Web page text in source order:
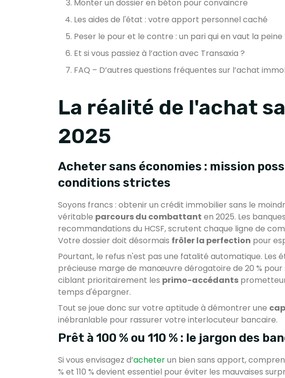
Monter un dossier en béton pour convaincre
Les aides de l'état : votre apport personnel caché
Peser le pour et le contre : un pari qui en vaut la peine
Et si vous passiez à l’action avec Transaxia ?
FAQ – D’autres questions fréquentes sur l’achat
La réalité de l'achat
2025
Acheter sans économies : mission
conditions strictes
Soyons francs : obtenir un crédit immobilier sans le
véritable parcours du combattant en 2025. Les
recommandations du HCSF, scrutent chaque ligne de
Votre dossier doit désormais frôler la perfection pour
Pourtant, le refus n'est pas une fatalité automatique. Les
précieuse marge de manœuvre dérogatoire de 20 % pour
ciblant prioritairement les primo-accédants
temps d'épargner.
Tout se joue donc sur votre aptitude à démontrer une
inébranlable pour rassurer votre interlocuteur bancaire.
Prêt à 100 % ou 110 % : le jargon des
Si vous envisagez d’acheterun bien sans apport,
% et 110 % devient essentiel pour éviter les mauvaises